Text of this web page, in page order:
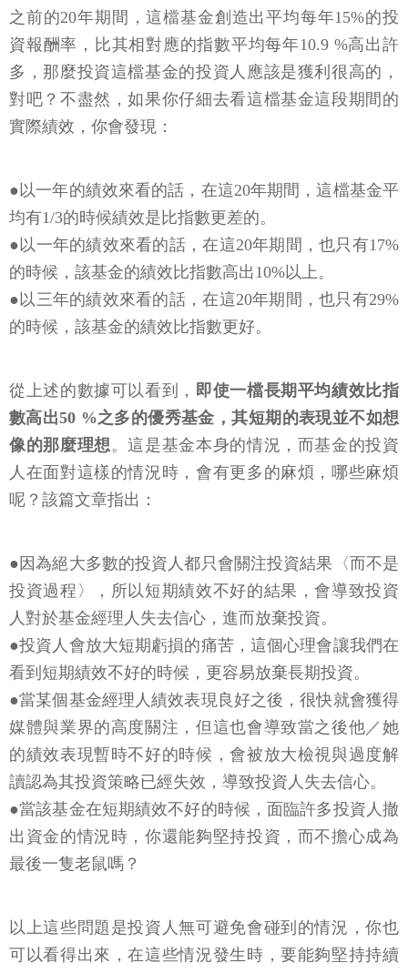
之前的20年期間，這檔基金創造出平均每年15%的投
資報酬率，比其相對應的指數平均每年10.9 %高出許
多，那麼投資這檔基金的投資人應該是獲利很高的，
對吧？不盡然，如果你仔細去看這檔基金這段期間的
實際績效，你會發現：
●以一年的績效來看的話，在這20年期間，這檔基金平
均有1/3的時候績效是比指數更差的。
●以一年的績效來看的話，在這20年期間，也只有17%
的時候，該基金的績效比指數高出10%以上。
●以三年的績效來看的話，在這20年期間，也只有29%
的時候，該基金的績效比指數更好。
從上述的數據可以看到， 即使一檔長期平均績效比指
數高出50 %之多的優秀基金，其短期的表現並不如想
像的那麼理想 。這是基金本身的情況，而基金的投資
人在面對這樣的情況時，會有更多的麻煩，哪些麻煩
呢？該篇文章指出：
●因為絕大多數的投資人都只會關注投資結果〈而不是
投資過程〉，所以短期績效不好的結果，會導致投資
人對於基金經理人失去信心，進而放棄投資。
●投資人會放大短期虧損的痛苦，這個心理會讓我們在
看到短期績效不好的時候，更容易放棄長期投資。
●當某個基金經理人績效表現良好之後，很快就會獲得
媒體與業界的高度關注，但這也會導致當之後他／她
的績效表現暫時不好的時候，會被放大檢視與過度解
讀認為其投資策略已經失效，導致投資人失去信心。
●當該基金在短期績效不好的時候，面臨許多投資人撤
出資金的情況時，你還能夠堅持投資，而不擔心成為
最後一隻老鼠嗎？
以上這些問題是投資人無可避免會碰到的情況，你也
可以看得出來，在這些情況發生時，要能夠堅持持續